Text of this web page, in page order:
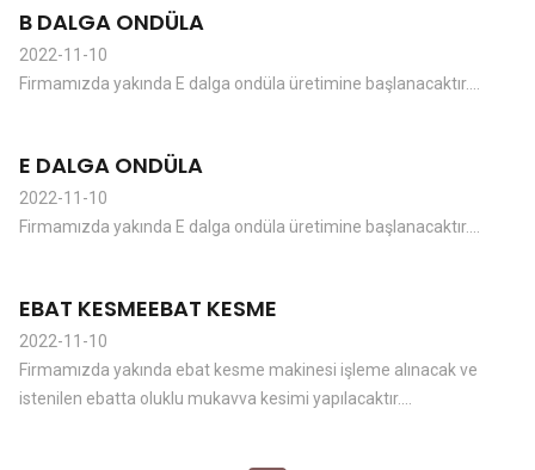
B DALGA ONDÜLA
2022-11-10
Firmamızda yakında E dalga ondüla üretimine başlanacaktır....
E DALGA ONDÜLA
2022-11-10
Firmamızda yakında E dalga ondüla üretimine başlanacaktır....
EBAT KESMEEBAT KESME
2022-11-10
Firmamızda yakında ebat kesme makinesi işleme alınacak ve
istenilen ebatta oluklu mukavva kesimi yapılacaktır....